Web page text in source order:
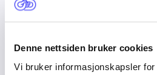
Denne nettsiden bruker cookies
Vi bruker informasjonskapsler for